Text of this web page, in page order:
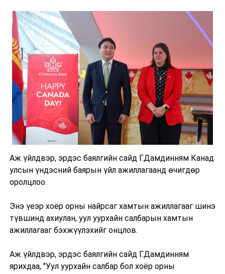
Аж үйлдвэр, эрдэс баялгийн сайд Г.Дамдинням Канад
улсын үндэсний баярын үйл ажиллагаанд өчигдөр
оролцлоо.
Энэ үеэр хоёр орны найрсаг хамтын ажиллагааг шинэ
түвшинд ахиулан, уул уурхайн салбарын хамтын
ажиллагааг бэхжүүлэхийг онцлов.
Аж үйлдвэр, эрдэс баялгийн сайд Г.Дамдинням
ярихдаа, "Уул уурхайн салбар бол хоёр орны